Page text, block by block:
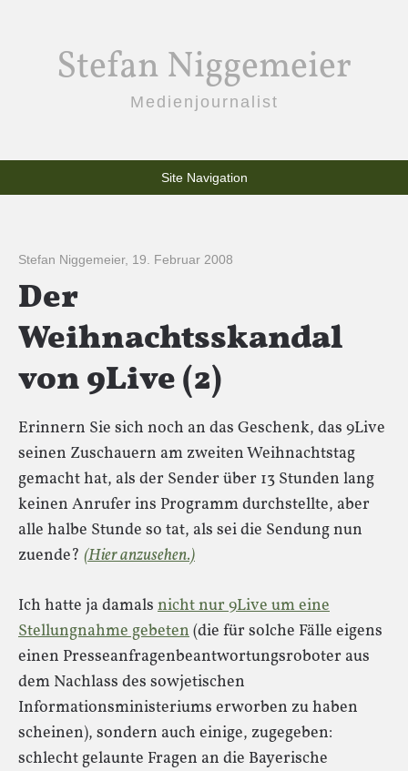
Stefan Niggemeier
Medienjournalist
Site Navigation
Stefan Niggemeier, 19. Februar 2008
Der
Weihnachtsskandal
von 9Live (2)
Erinnern Sie sich noch an das Geschenk, das 9Live
seinen Zuschauern am zweiten Weihnachtstag
gemacht hat, als der Sender über 13 Stunden lang
keinen Anrufer ins Programm durchstellte, aber
alle halbe Stunde so tat, als sei die Sendung nun
zuende? (Hier anzusehen.)
Ich hatte ja damals nicht nur 9Live um eine
Stellungnahme gebeten(die für solche Fälle eigens
einen Presseanfragenbeantwortungsroboter aus
dem Nachlass des sowjetischen
Informationsministeriums erworben zu haben
scheinen), sondern auch einige, zugegeben:
schlecht gelaunte Fragen an die Bayerische